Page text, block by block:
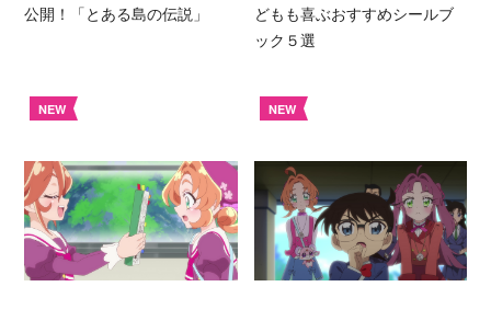
公開！「とある島の伝説」
どもも喜ぶおすすめシールブ
ック５選
NEW NEW